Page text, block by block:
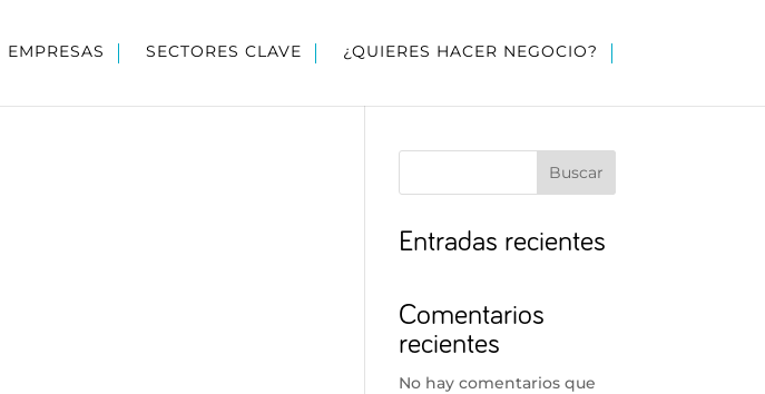
EMPRESAS SECTORES CLAVE ¿QUIERES HACER NEGOCIO?
Buscar
Entradas recientes
Comentarios
recientes
No hay comentarios que